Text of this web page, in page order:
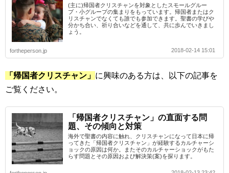
(主に)帰国者クリスチャンを対象としたスモールグルー
プ・小グループの集まりをもっています。帰国者またはク
リスチャンでなくても誰でも参加できます。聖書の学びや
分かち合い、祈り合いなどを通して、共に歩んでいきまし
ょう。
fortheperson.jp 2018-02-14 15:01
「帰国者クリスチャン」 に興味のある方は、以下の記事を
ご覧ください。
「帰国者クリスチャン」の直面する問
題、その傾向と対策
海外で聖書の内容に触れ、クリスチャンになって日本に帰
ってきた「帰国者クリスチャン」が経験するカルチャーシ
ョックの原因は何か。またそのカルチャーショックがもた
らす問題とその原因および解決策(案)を探ります。